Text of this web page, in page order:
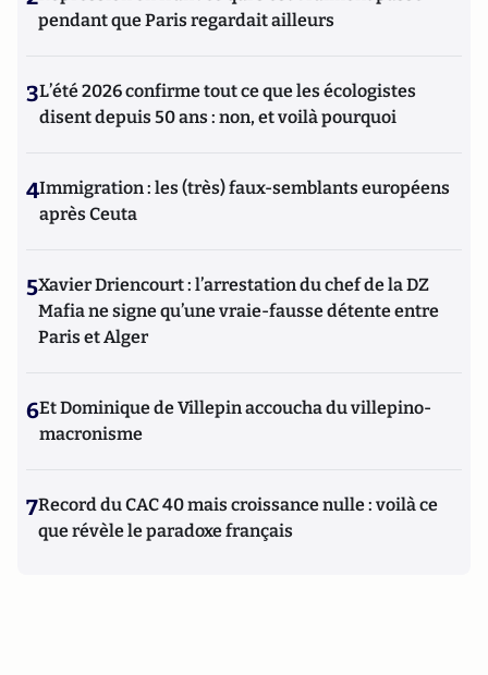
pendant que Paris regardait ailleurs
3L’été 2026 confirme tout ce que les écologistes
disent depuis 50 ans : non, et voilà pourquoi
4Immigration : les (très) faux-semblants européens
après Ceuta
5Xavier Driencourt : l’arrestation du chef de la DZ
Mafia ne signe qu’une vraie-fausse détente entre
Paris et Alger
6Et Dominique de Villepin accoucha du villepino-
macronisme
7Record du CAC 40 mais croissance nulle : voilà ce
que révèle le paradoxe français